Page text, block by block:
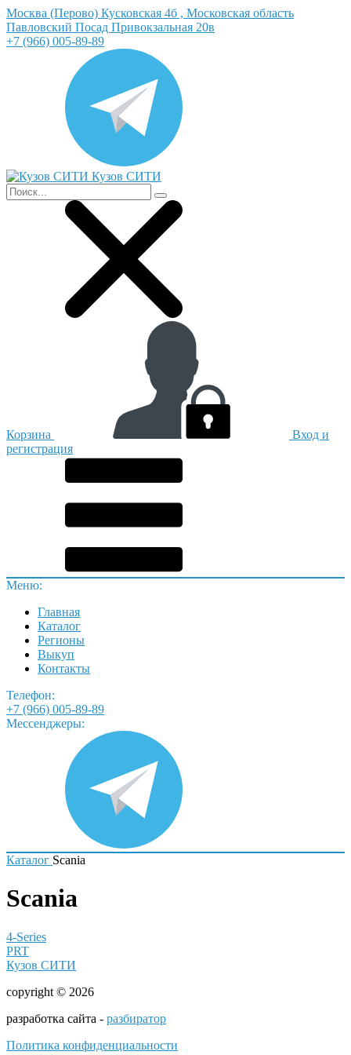
Москва (Перово) Кусковская 4б , Московская область
Павловский Посад Привокзальная 20в
+7 (966) 005-89-89
Кузов СИТИ
Корзина
Вход и
регистрация
Меню:
Главная
Каталог
Регионы
Выкуп
Контакты
Телефон:
+7 (966) 005-89-89
Мессенджеры:
Каталог Scania
Scania
4-Series
PRT
Кузов СИТИ
copyright © 2026
разработка сайта - разбиратор
Политика конфиденциальности